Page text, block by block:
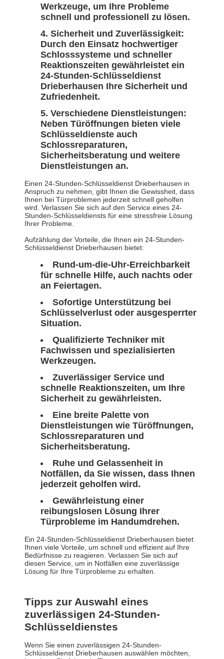
Werkzeuge, um Ihre Probleme
schnell und professionell zu lösen.
Sicherheit und Zuverlässigkeit:
Durch den Einsatz hochwertiger
Schlosssysteme und schneller
Reaktionszeiten gewährleistet ein
24-Stunden-Schlüsseldienst
Drieberhausen Ihre Sicherheit und
Zufriedenheit.
Verschiedene Dienstleistungen:
Neben Türöffnungen bieten viele
Schlüsseldienste auch
Schlossreparaturen,
Sicherheitsberatung und weitere
Dienstleistungen an.
Einen 24-Stunden-Schlüsseldienst Drieberhausen in
Anspruch zu nehmen, gibt Ihnen die Gewissheit, dass
Ihnen bei Türproblemen jederzeit schnell geholfen
wird. Verlassen Sie sich auf den Service eines 24-
Stunden-Schlüsseldiensts für eine stressfreie Lösung
Ihrer Probleme.
Aufzählung der Vorteile, die Ihnen ein 24-Stunden-
Schlüsseldienst Drieberhausen bietet:
Rund-um-die-Uhr-Erreichbarkeit
für schnelle Hilfe, auch nachts oder
an Feiertagen.
Sofortige Unterstützung bei
Schlüsselverlust oder ausgesperrter
Situation.
Qualifizierte Techniker mit
Fachwissen und spezialisierten
Werkzeugen.
Zuverlässiger Service und
schnelle Reaktionszeiten, um Ihre
Sicherheit zu gewährleisten.
Eine breite Palette von
Dienstleistungen wie Türöffnungen,
Schlossreparaturen und
Sicherheitsberatung.
Ruhe und Gelassenheit in
Notfällen, da Sie wissen, dass Ihnen
jederzeit geholfen wird.
Gewährleistung einer
reibungslosen Lösung Ihrer
Türprobleme im Handumdrehen.
Ein 24-Stunden-Schlüsseldienst Drieberhausen bietet
Ihnen viele Vorteile, um schnell und effizient auf Ihre
Bedürfnisse zu reagieren. Verlassen Sie sich auf
diesen Service, um in Notfällen eine zuverlässige
Lösung für Ihre Türprobleme zu erhalten.
Tipps zur Auswahl eines
zuverlässigen 24-Stunden-
Schlüsseldienstes
Wenn Sie einen zuverlässigen 24-Stunden-
Schlüsseldienst Drieberhausen auswählen möchten,